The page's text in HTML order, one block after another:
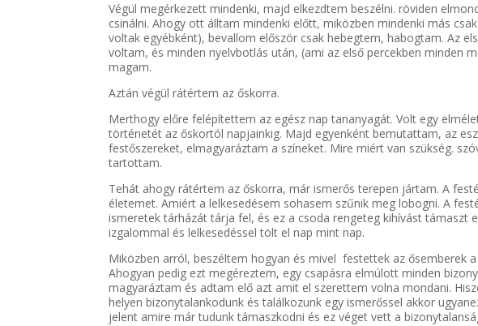
Végül megérkezett mindenki, majd elkezdtem beszélni. röviden
csinálni. Ahogy ott álltam mindenki előtt, miközben mindenki más
voltak egyébként), bevallom először csak hebegtem, habogtam. Az
voltam, és minden nyelvbotlás után, (ami az első percekben minden
magam.
Aztán végül rátértem az őskorra.
Merthogy előre felépítettem az egész nap tananyagát. Volt egy
történetét az őskortól napjainkig. Majd egyenként bemutattam, az
festőszereket, elmagyaráztam a színeket. Mire miért van szükség.
tartottam.
Tehát ahogy rátértem az őskorra, már ismerős terepen jártam. A
életemet. Amiért a lelkesedésem sohasem szűnik meg lobogni. A
ismeretek tárházát tárja fel, és ez a csoda rengeteg kihívást támaszt
izgalommal és lelkesedéssel tölt el nap mint nap.
Miközben arról, beszéltem hogyan és mivel festettek az ősemberek
Ahogyan pedig ezt megéreztem, egy csapásra elmúlott minden
magyaráztam és adtam elő azt amit el szerettem volna mondani.
helyen bizonytalankodunk és találkozunk egy ismerőssel akkor
jelent amire már tudunk támaszkodni és ez véget vett a